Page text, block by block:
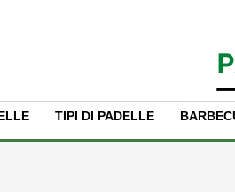
TIPI DI PADELLE